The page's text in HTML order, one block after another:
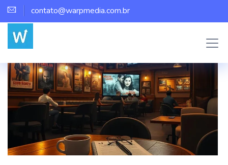
contato@warpmedia.com.br